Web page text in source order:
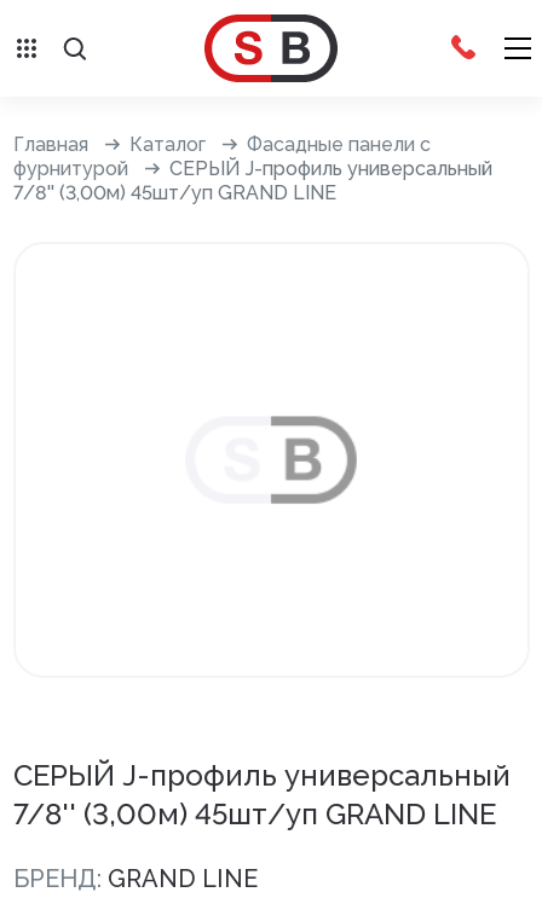
Сайдинг с фурнитурой
Листовые панели
Подоконники с комплектующими
Напольные покрытия ПВХ
Главная Каталог
Фасадные панели с
фурнитурой
СЕРЫЙ J-профиль универсальный
7/8'' (3,00м) 45шт/уп GRAND LINE
СЕРЫЙ J-профиль универсальный
7/8'' (3,00м) 45шт/уп GRAND LINE
БРЕНД: GRAND LINE